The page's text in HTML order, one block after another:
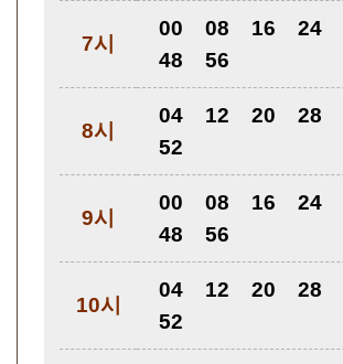
7시
00 08 16 24
48
56
8시
04 12 20 28
52
9시
00 08 16 24
48
56
10시
04 12 20 28
52